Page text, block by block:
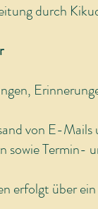
durch
von E-
Termin-
erfolgt über